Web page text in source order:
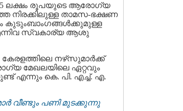
ലക്ഷം രൂപയുടെ ആരോഗ്യ
നിരക്കിലുള്ള താമസ-ഭക്ഷണ
കുടുംബാംഗങ്ങൾക്കുമുള്ള
സ്വകാര്യ ആശു
നഴ്‌സുമാർക്ക്
മേഖലയിലെ ഏറ്റവും
എന്നും കെ. പി. എച്ച്. എ.
വീണ്ടും പണി മുടക്കുന്നു